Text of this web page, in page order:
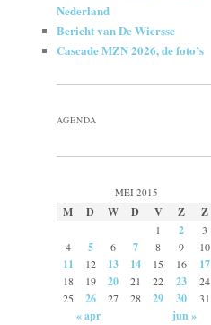
Nederland
Bericht van De Wiersse
Cascade MZN 2026, de foto’s
AGENDA
MEI 2015
M D W D V Z Z
1 2
3
4
5 6 7 8 9 10
11 12 13 14 15 16 17
18 19 20 21 22 23
24
25
26 27 28 29 30 31
« apr jun »